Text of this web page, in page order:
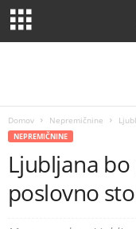
Domov Nepremičnine
NEPREMIČNINE
Ljubljana
poslovno